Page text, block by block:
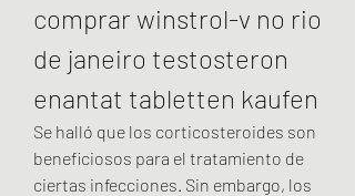
comprar winstrol-v no rio
de janeiro testosteron
enantat tabletten kaufen
Se halló que los corticosteroides son
beneficiosos para el tratamiento de
ciertas infecciones. Sin embargo, los